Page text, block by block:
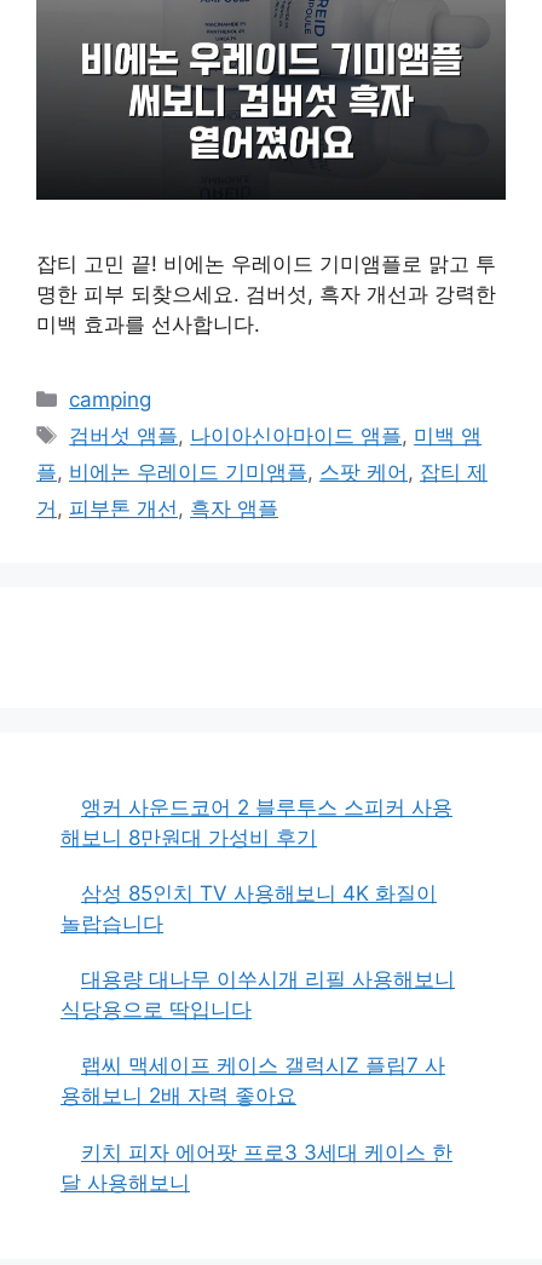
잡티 고민 끝! 비에논 우레이드 기미앰플로 맑고 투
명한 피부 되찾으세요. 검버섯, 흑자 개선과 강력한
미백 효과를 선사합니다.
카
테
고
리
camping
태
그
검버섯 앰플, 나이아신아마이드 앰플, 미백 앰
플, 비에논 우레이드 기미앰플, 스팟 케어 , 잡티 제
거 , 피부톤 개선 , 흑자 앰플
앵커 사운드코어 2 블루투스 스피커 사용
해보니 8만원대 가성비 후기
삼성 85인치 TV 사용해보니 4K 화질이
놀랍습니다
대용량 대나무 이쑤시개 리필 사용해보니
식당용으로 딱입니다
랩씨 맥세이프 케이스 갤럭시Z 플립7 사
용해보니 2배 자력 좋아요
키치 피자 에어팟 프로3 3세대 케이스 한
달 사용해보니